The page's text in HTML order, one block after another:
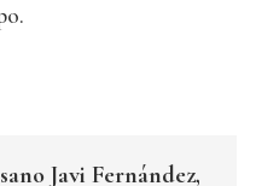
Javi Fernández,